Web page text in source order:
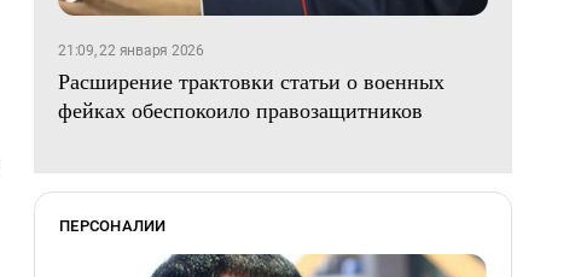
21:09, 22 января 2026
Расширение трактовки статьи о военных
фейках обеспокоило правозащитников
ПЕРСОНАЛИИ